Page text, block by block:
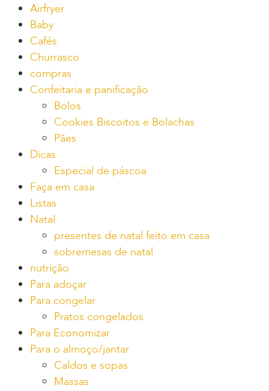
Airfryer
Baby
Cafés
Churrasco
compras
Confeitaria e panificação
Bolos
Cookies Biscoitos e Bolachas
Pães
Dicas
Especial de páscoa
Faça em casa
Listas
Natal
presentes de natal feito em casa
sobremesas de natal
nutrição
Para adoçar
Para congelar
Pratos congelados
Para Economizar
Para o almoço/jantar
Caldos e sopas
Massas